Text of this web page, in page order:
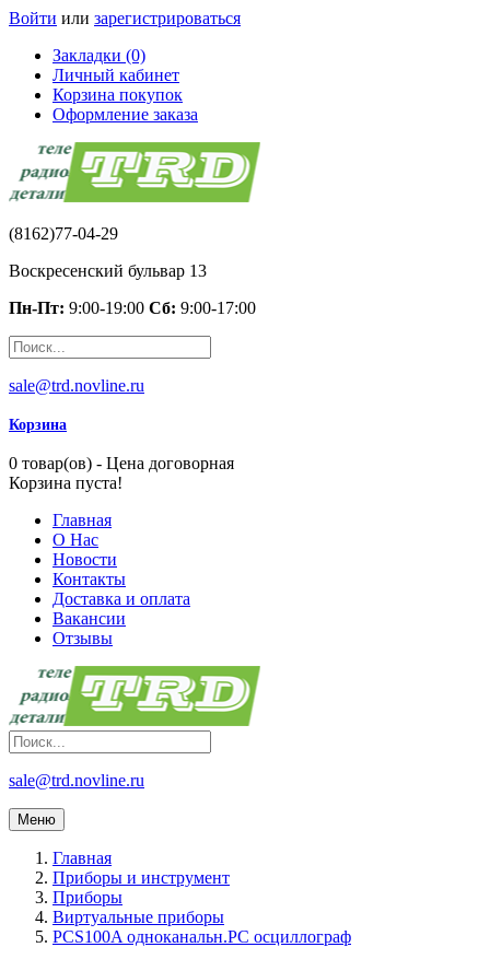
Войти или зарегистрироваться
Закладки (0)
Личный кабинет
Корзина покупок
Оформление заказа
(8162)77-04-29
Воскресенский бульвар 13
Пн-Пт: 9:00-19:00 Сб: 9:00-17:00
sale@trd.novline.ru
Корзина
0 товар(ов) - Цена договорная
Корзина пуста!
Главная
О Нас
Новости
Контакты
Доставка и оплата
Вакансии
Отзывы
sale@trd.novline.ru
Меню
Главная
Приборы и инструмент
Приборы
Виртуальные приборы
PCS100A одноканальн.PC осциллограф